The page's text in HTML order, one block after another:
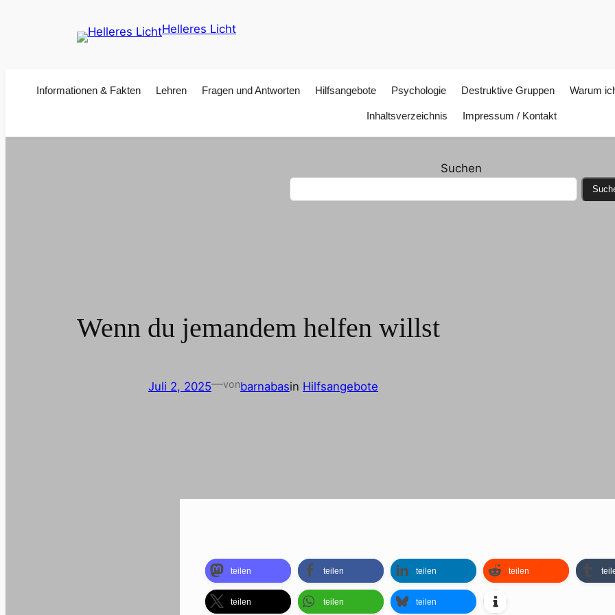
Helleres Licht
Informationen & Fakten Lehren Fragen und Antworten Hilfsangebote Psychologie Destruktive Gruppen Warum
Inhaltsverzeichnis Impressum / Kontakt
Suchen
Wenn du jemandem helfen willst
Juli 2, 2025—vonbarnabasin Hilfsangebote
teilen teilen teilen teilen
teilen teilen teilen